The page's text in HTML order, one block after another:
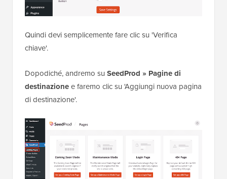
Quindi devi semplicemente fare clic su 'Verifica
chiave'.
Dopodiché, andremo su SeedProd » Pagine di
destinazionee faremo clic su 'Aggiungi nuova pagina
di destinazione'.